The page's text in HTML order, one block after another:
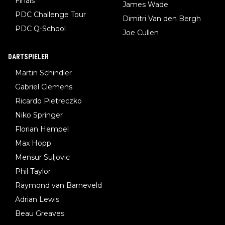
PDC Challenge Tour
PDC Q-School
James Wade
Dimitri Van den Bergh
Joe Cullen
DARTSPIELER
Martin Schindler
Gabriel Clemens
Ricardo Pietreczko
Niko Springer
Florian Hempel
Max Hopp
Mensur Suljovic
Phil Taylor
Raymond van Barneveld
Adrian Lewis
Beau Greaves